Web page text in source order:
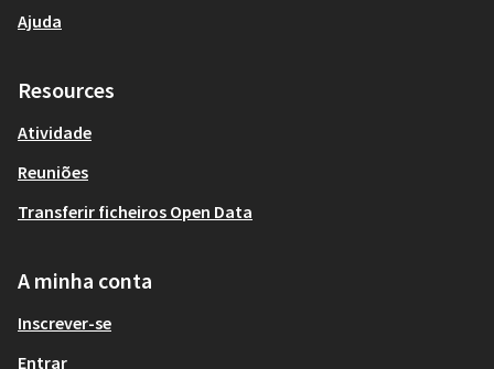
Ajuda
Resources
Atividade
Reuniões
Transferir ficheiros Open Data
A minha conta
Inscrever-se
Entrar